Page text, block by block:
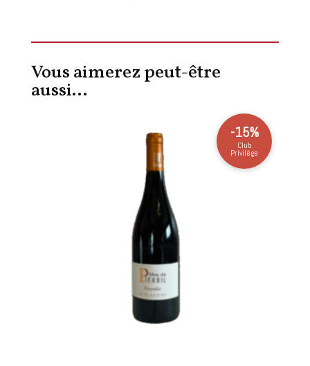
Vous aimerez peut-être
aussi…
-15%
Club
Privilège